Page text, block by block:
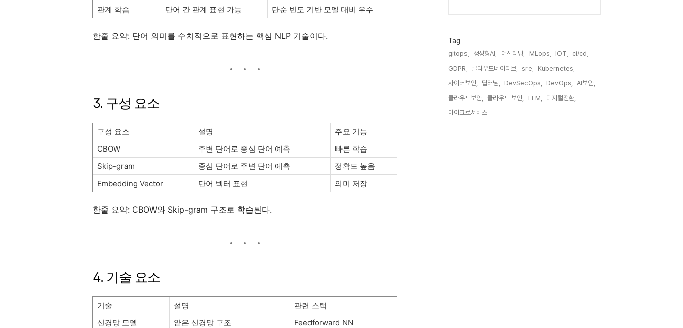
관계 학습
단어 간 관계 표현 가능 단순 빈도 기반 모델 대비 우수
한줄 요약: 단어 의미를 수치적으로 표현하는 핵심 NLP 기술이다.
3. 구성 요소
구성 요소 설명
주요 기능
CBOW
주변 단어로 중심 단어 예측
빠른 학습
Skip-gram
중심 단어로 주변 단어 예측
정확도 높음
Embedding Vector
단어 벡터 표현 의미 저장
한줄 요약: CBOW와 Skip-gram 구조로 학습된다.
4. 기술 요소
기술 설명
관련 스택
신경망 모델
얕은 신경망 구조
Feedforward NN
Tag
gitops, 생성형AI, 머신러닝, MLops, IOT,
ci/cd,
GDPR,
클라우드네이티브, sre,
Kubernetes,
사이버보안,
딥러닝, DevSecOps, DevOps,
AI보안,
클라우드보안,
클라우드 보안, LLM,
디지털전환,
마이크로서비스,